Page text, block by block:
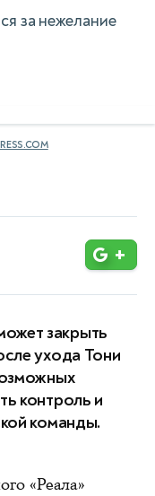
за нежелание
+
закрыть
ухода Тони
контроль и
команды.
«Реала»